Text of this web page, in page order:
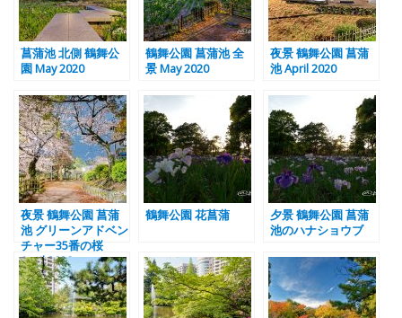
菖蒲池 北側 鶴舞公
園 May 2020
鶴舞公園 菖蒲池 全
景 May 2020
夜景 鶴舞公園 菖蒲
池 April 2020
夜景 鶴舞公園 菖蒲
池 グリーンアドベン
チャー35番の桜
April 2020
鶴舞公園 花菖蒲
夕景 鶴舞公園 菖蒲
池のハナショウブ